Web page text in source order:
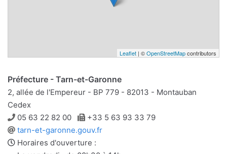
Leaflet | ©OpenStreetMapcontributors
Préfecture - Tarn-et-Garonne
2, allée de l'Empereur - BP 779 - 82013 - Montauban
Cedex
Téléphone
05 63 22 82 00 Télécopie
+33 5 63 93 33 79
Site
web
tarn-et-garonne.gouv.fr
Horaires d'ouverture :